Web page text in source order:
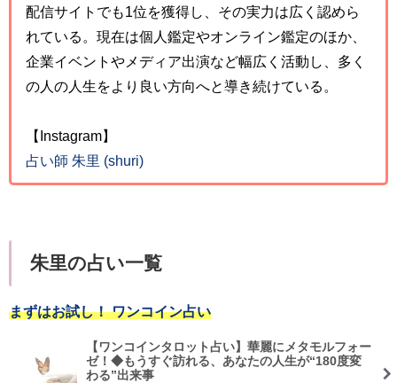
配信サイトでも1位を獲得し、その実力は広く認めら
れている。現在は個人鑑定やオンライン鑑定のほか、
企業イベントやメディア出演など幅広く活動し、多く
の人の人生をより良い方向へと導き続けている。
【Instagram】
占い師 朱里 (shuri)
朱里の占い一覧
まずはお試し！ ワンコイン占い
【ワンコインタロット占い】華麗にメタモルフォー
ゼ！◆もうすぐ訪れる、あなたの人生が“180度変
わる”出来事